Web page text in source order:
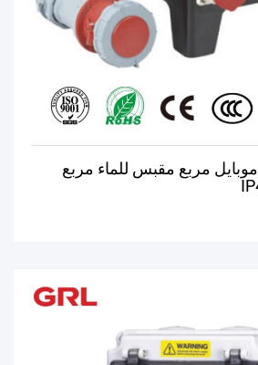
36 موبايل ، 24 موبايل مربع مقبس للماء مربع